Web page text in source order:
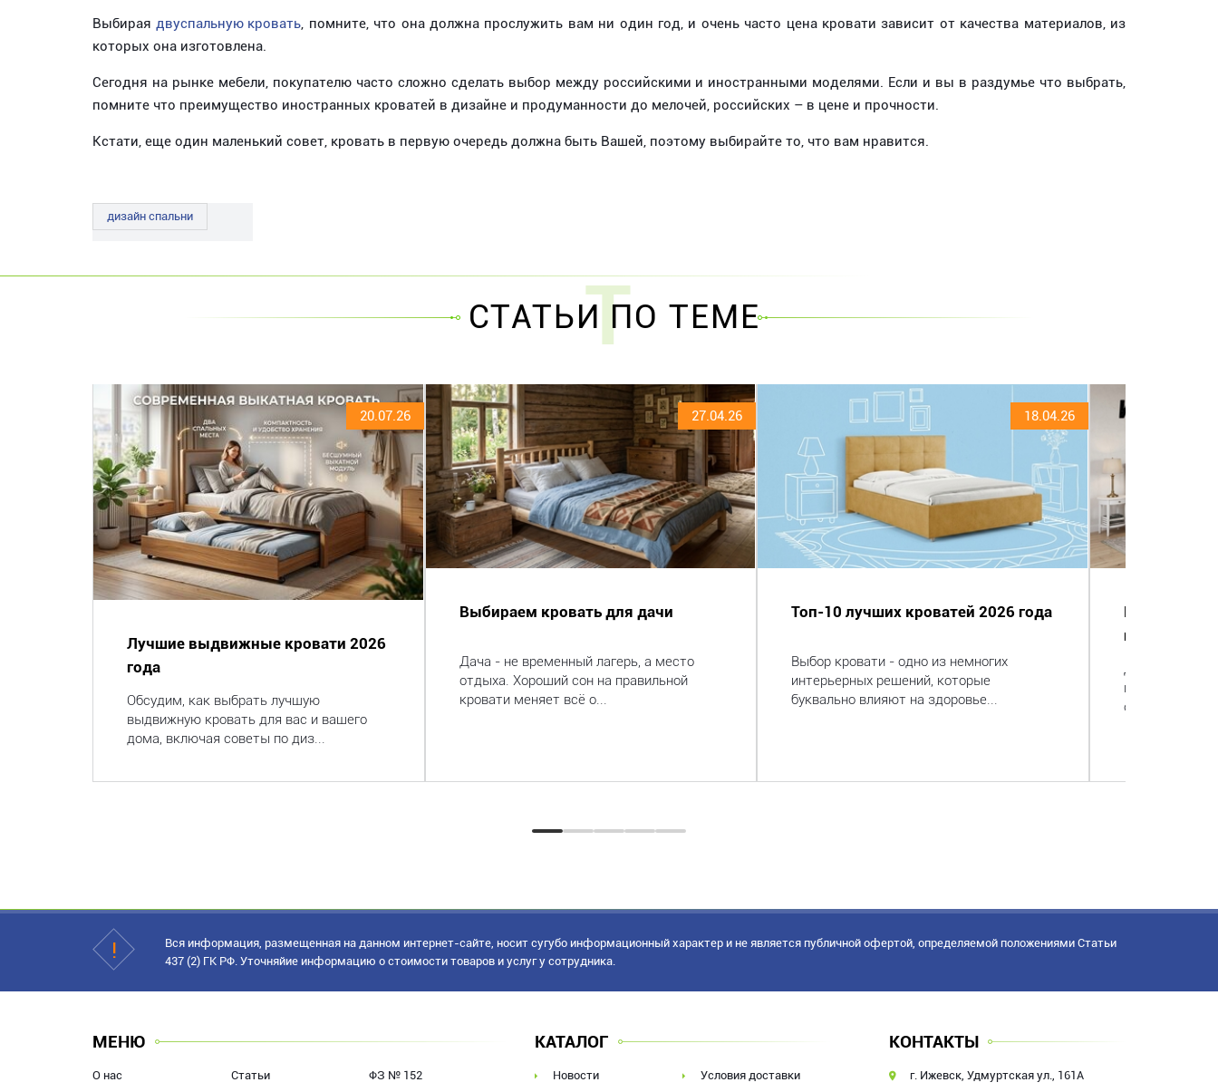
Выбираядвуспальную кровать, помните, что она должна прослужить вам ни один год, и очень часто цена кровати зависит от качества материалов, из
которых она изготовлена.
Сегодня на рынке мебели, покупателю часто сложно сделать выбор между российскими и иностранными моделями. Если и вы в раздумье что выбрать,
помните что преимущество иностранных кроватей в дизайне и продуманности до мелочей, российских – в цене и прочности.
Кстати, еще один маленький совет, кровать в первую очередь должна быть Вашей, поэтому выбирайте то, что вам нравится.
дизайн спальни
Т
СТАТЬИ ПО ТЕМЕ
20.07.26
Лучшие выдвижные кровати 2026
года
Обсудим, как выбрать лучшую
выдвижную кровать для вас и вашего
дома, включая советы по диз...
27.04.26
Выбираем кровать для дачи
Дача - не временный лагерь, а место
отдыха. Хороший сон на правильной
кровати меняет всё о...
18.04.26
Топ-10 лучших кроватей 2026 года
Выбор кровати - одно из немногих
интерьерных решений, которые
буквально влияют на здоровье...
Кровать с
Деревянное
всей
от остальной
Вся информация, размещенная на данном интернет-сайте, носит сугубо информационный характер и не является публичной офертой, определяемой положениями Статьи
437 (2) ГК РФ. Уточняйие информацию о стоимости товаров и услуг у сотрудника.
МЕНЮ
О нас Статьи ФЗ № 152
КАТАЛОГ
Новости Условия доставки
КОНТАКТЫ
г. Ижевск, Удмуртская ул., 161А